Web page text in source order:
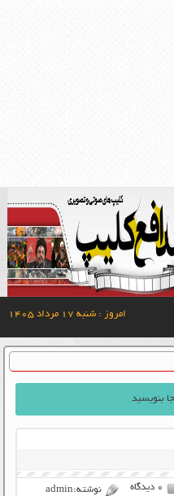
امروز : شنبه ۱۷ مرداد ۱۴۰۵
۰ دیدگاه نوشته:admin